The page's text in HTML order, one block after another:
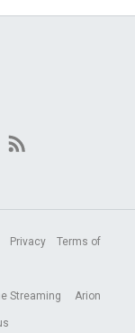
Privacy Terms of
Streaming Arion